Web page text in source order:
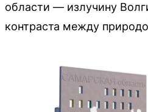
области — излучину
контраста между